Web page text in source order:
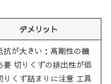
デメリット
抗が大きい：高剛性の機
要 切りくずの排出性が低
りくず詰まりに注意 工具